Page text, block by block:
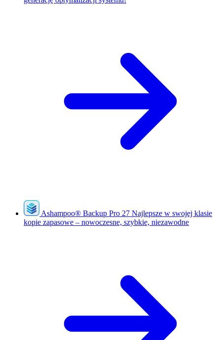
Ashampoo® Backup Pro 27 Najlepsze w swojej klasie
kopie zapasowe – nowoczesne, szybkie, niezawodne